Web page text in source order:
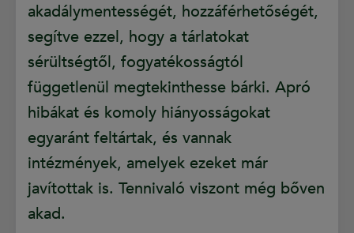
akadálymentességét, hozzáférhetőségét,
segítve ezzel, hogy a tárlatokat
sérültségtől, fogyatékosságtól
függetlenül megtekinthesse bárki. Apró
hibákat és komoly hiányosságokat
egyaránt feltártak, és vannak
intézmények, amelyek ezeket már
javítottak is. Tennivaló viszont még bőven
akad.